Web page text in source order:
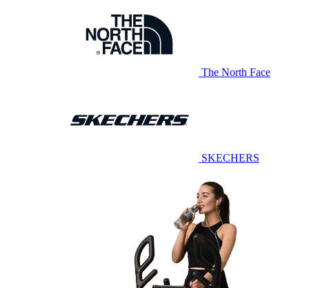
The North Face
SKECHERS